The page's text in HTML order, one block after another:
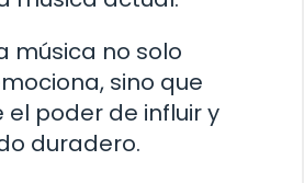
música no solo
sino que
poder de influir y
duradero.